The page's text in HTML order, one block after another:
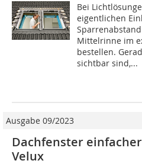
Bei
eigentlichen
Mittelrinne im
bestellen.
sichtbar sind,...
Ausgabe 09/2023
Dachfenster
Velux